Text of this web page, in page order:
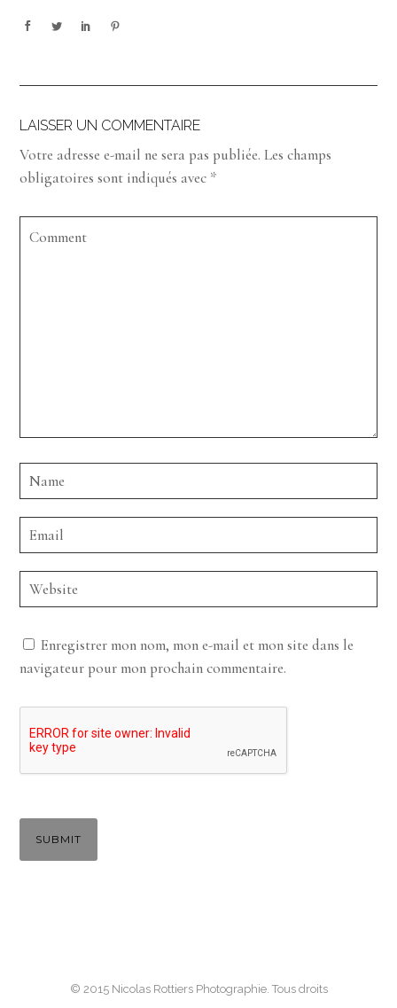
LAISSER UN COMMENTAIRE
Votre adresse e-mail ne sera pas publiée. Les champs
obligatoires sont indiqués avec *
Enregistrer mon nom, mon e-mail et mon site dans le
navigateur pour mon prochain commentaire.
© 2015 Nicolas Rottiers Photographie. Tous droits